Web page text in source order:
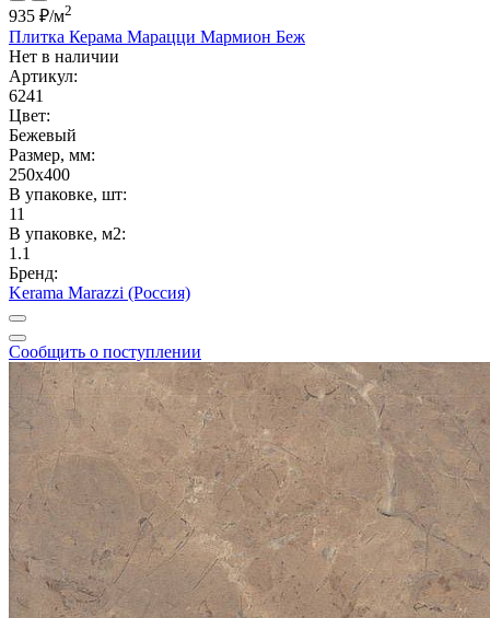
935 ₽/м2
Плитка Керама Марацци Мармион Беж
Нет в наличии
Артикул:
6241
Цвет:
Бежевый
Размер, мм:
250x400
В упаковке, шт:
11
В упаковке, м2:
1.1
Бренд:
Kerama Marazzi (Россия)
Сообщить о поступлении